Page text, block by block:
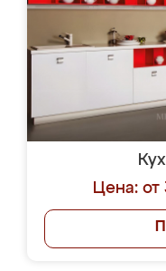
Цена: от